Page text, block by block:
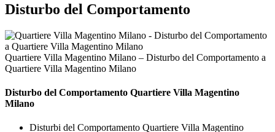
Disturbo del Comportamento
Quartiere Villa Magentino Milano – Disturbo del Comportamento a
Quartiere Villa Magentino Milano
Disturbo del Comportamento Quartiere Villa Magentino
Milano
Disturbi del Comportamento Quartiere Villa Magentino